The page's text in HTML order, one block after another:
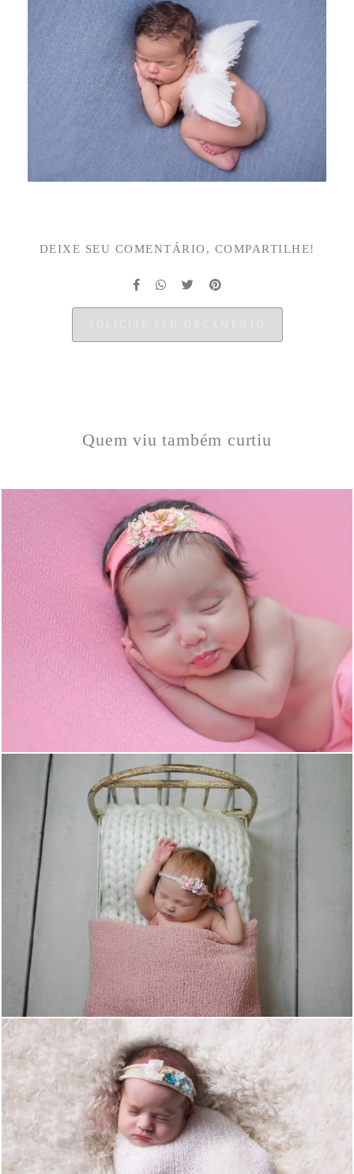
DEIXE SEU COMENTÁRIO, COMPARTILHE!
Quem viu também curtiu
1616 1
1541 0